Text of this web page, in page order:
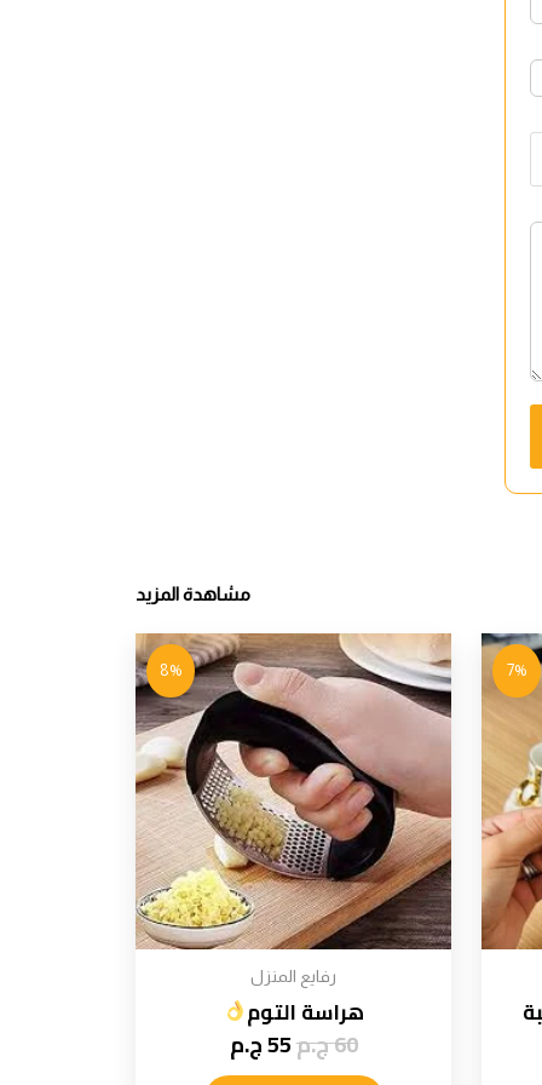
مشاهدة المزيد
7%
8%
رفايع المنزل
هراسة التوم
60ج.م55ج.م